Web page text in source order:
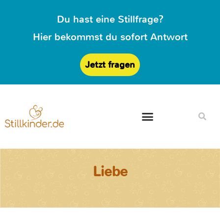
Du hast eine Stillfrage?
Hier bekommst du sofort Antwort
Jetzt fragen
Liebe